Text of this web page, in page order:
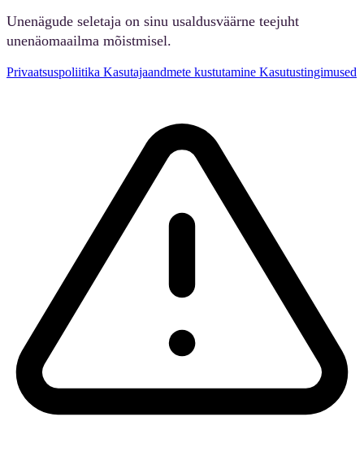
Unenägude seletaja on sinu usaldusväärne teejuht
unenäomaailma mõistmisel.
Privaatsuspoliitika Kasutajaandmete kustutamine Kasutustingimused